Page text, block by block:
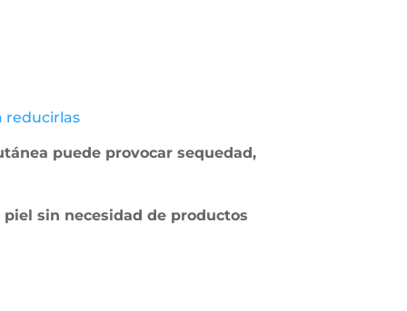
reducirlas
puede provocar sequedad,
sin necesidad de productos